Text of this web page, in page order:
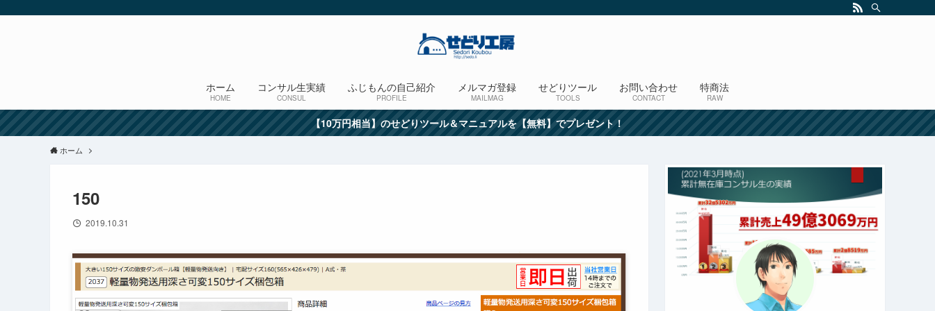
ホーム
HOME
コンサル生実績
CONSUL
ふじもんの自己紹介
PROFILE
メルマガ登録
MAILMAG
せどりツール
TOOLS
お問い合わせ
CONTACT
特商法
RAW
【10万円相当】のせどりツール＆マニュアルを【無料】でプレゼント！
ホーム
150
2019.10.31